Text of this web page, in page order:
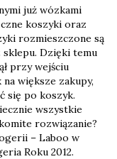
już wózkami
koszyki oraz
rozmieszczone są
Dzięki temu
przy wejściu
większe zakupy,
się po koszyk.
wszystkie
rozwiązanie?
– Laboo w
Roku 2012.